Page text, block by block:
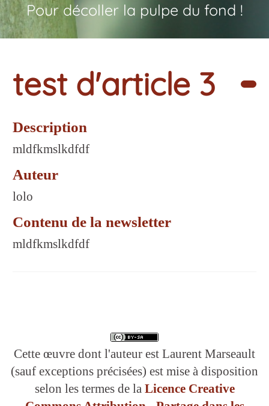
Pour décoller la pulpe du fond !
test d'article 3
Description
mldfkmslkdfdf
Auteur
lolo
Contenu de la newsletter
mldfkmslkdfdf
Cette œuvre dont l'auteur est Laurent Marseault
(sauf exceptions précisées) est mise à disposition
selon les termes de la Licence Creative